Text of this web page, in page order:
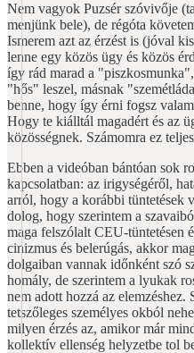
Nem vagyok Puzsér szóvivője
menjünk bele), de régóta
Ismerem azt az érzést is (jóval
lenne egy közös ügy és közös
így rád marad a
"hős" leszel, másnak
benne, hogy így érni fogsz
Hogy te kiálltál magadért és az
közösségnek. Számomra ez
Ebben a videóban bántóan sok
kapcsolatban: az irigységéről,
arról, hogy a korábbi tüntetések
dolog, hogy szerintem a
maga felszólalt CEU-tüntetésen
cinizmus és belerúgás, akkor
dolgaiban vannak időnként szó
homály, de szerintem a lyukak
nem adott hozzá az
tetszőleges személyes okból
milyen érzés az, amikor már
kollektív ellenség helyzetbe tol